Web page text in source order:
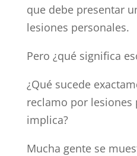
que debe presentar
lesiones personales.
Pero ¿qué significa
¿Qué sucede
reclamo por lesiones
implica?
Mucha gente se